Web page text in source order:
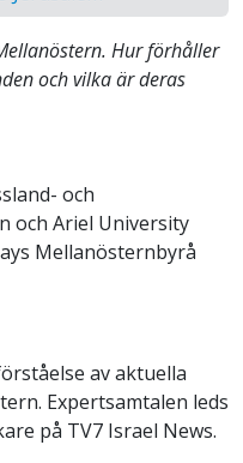
Hur förhåller
och vilka är deras
och
och Ariel University
Mellanösternbyrå
av aktuella
Expertsamtalen leds
på TV7 Israel News.